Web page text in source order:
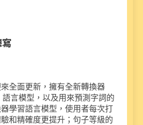
來全面更新，擁有全新轉換器
語言模型，以及用來預測字詞的
學習語言模型，使用者每次打
和精確度更提升；句子等級的